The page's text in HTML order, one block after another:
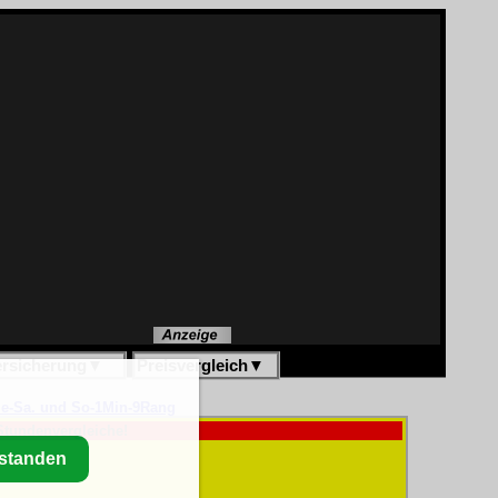
▼ Preisvergleich▼
Sa. und So-1Min-9Rang